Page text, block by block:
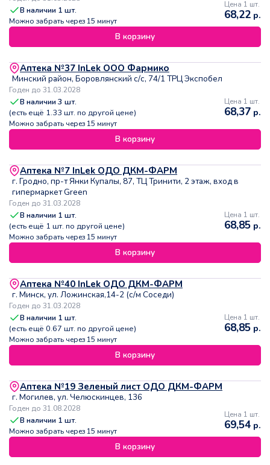
В наличии 1 шт.
Можно забрать через 15 минут
Цена 1 шт.
68,22 р.
В корзину
Аптека №37 InLek ООО Фармико
Минский район, Боровлянский с/с, 74/1 ТРЦ Экспобел
Годен до 31.03.2028
В наличии3 шт.
(есть ещё 1.33 шт. по другой цене)
Можно забрать через 15 минут
Цена 1 шт.
68,37 р.
В корзину
Аптека №7 InLek ОДО ДКМ-ФАРМ
г. Гродно, пр-т Янки Купалы, 87, ТЦ Тринити, 2 этаж, вход в
гипермаркет Green
Годен до 31.03.2028
В наличии 1 шт.
(есть ещё 1 шт. по другой цене)
Можно забрать через 15 минут
Цена 1 шт.
68,85 р.
В корзину
Аптека №40 InLek ОДО ДКМ-ФАРМ
г. Минск, ул. Ложинская,14-2 (с/м Соседи)
Годен до 31.03.2028
В наличии 1 шт.
(есть ещё 0.67 шт. по другой цене)
Можно забрать через 15 минут
Цена 1 шт.
68,85 р.
В корзину
Аптека №19 Зеленый лист ОДО ДКМ-ФАРМ
г. Могилев, ул. Челюскинцев, 136
Годен до 31.08.2028
В наличии 1 шт.
Можно забрать через 15 минут
Цена 1 шт.
69,54 р.
В корзину